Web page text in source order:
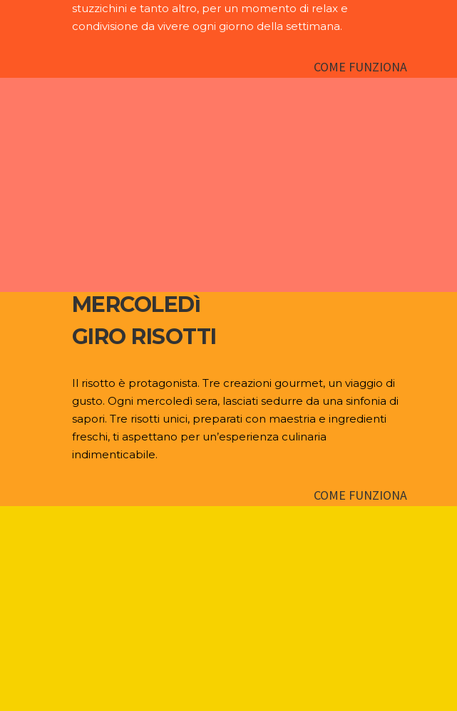
stuzzichini e tanto altro, per un momento di relax e
condivisione da vivere ogni giorno della settimana.
COME FUNZIONA
MERCOLEDì
GIRO RISOTTI
Il risotto è protagonista. Tre creazioni gourmet, un viaggio di
gusto. Ogni mercoledì sera, lasciati sedurre da una sinfonia di
sapori. Tre risotti unici, preparati con maestria e ingredienti
freschi, ti aspettano per un’esperienza culinaria
indimenticabile.
COME FUNZIONA